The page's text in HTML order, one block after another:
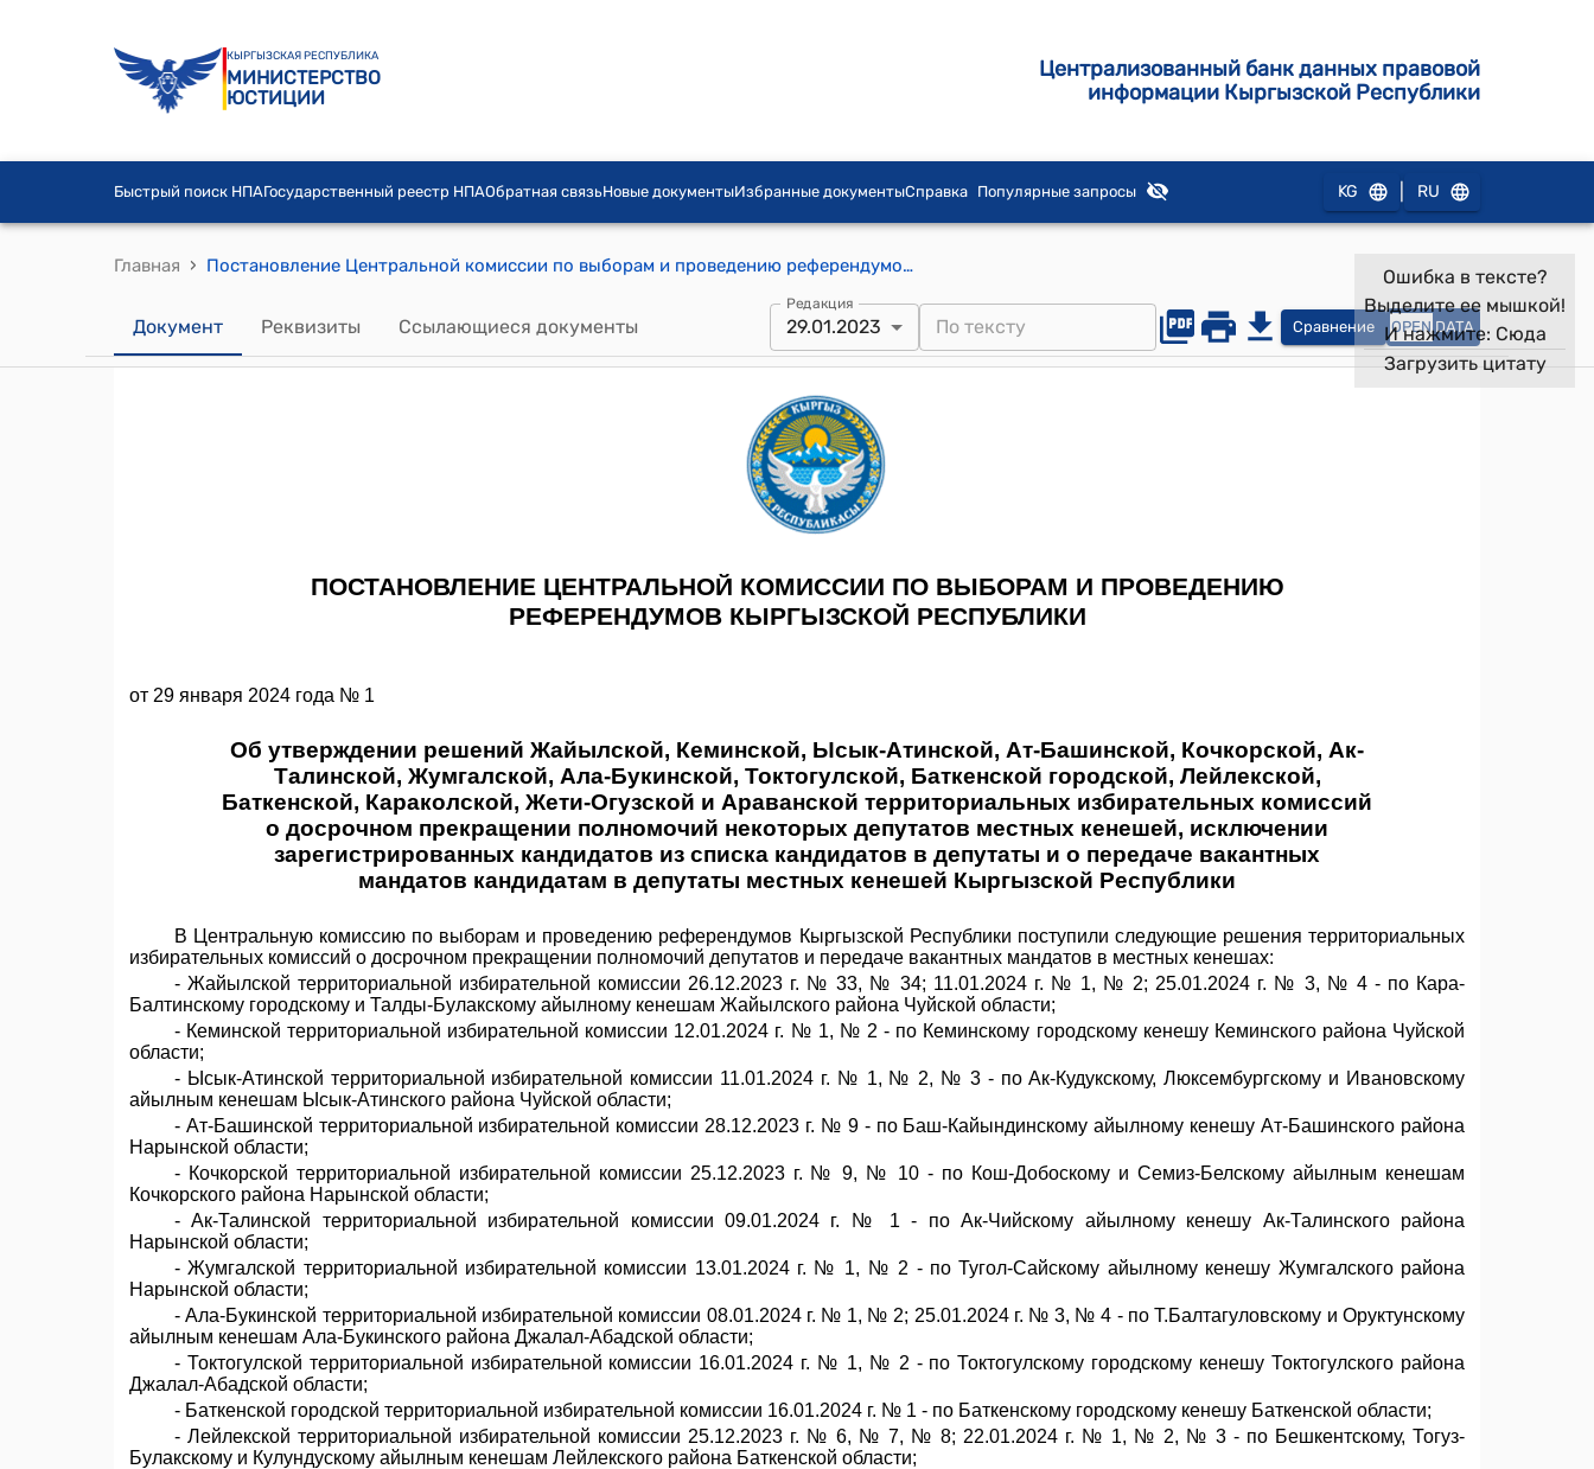
КЫРГЫЗСКАЯ РЕСПУБЛИКА
МИНИСТЕРСТВО
ЮСТИЦИИ
Централизованный банк данных правовой
информации Кыргызской Республики
Быстрый поиск НПАГосударственный реестр НПАОбратная связьНовые документыИзбранные документыСправка Популярные запросы KG RU
Главная › Постановление Центральной комиссии по выборам и проведению референдумов Кыргызской Республики от 29 января 2024 года № 1 "Об утверждении решений Жайылской, Кеминской, Ысык-Атинской, Ат-Башинской, Кочкорской, Ак-Талинской, Жумгалской, Ала-Букинской, Токтогулской, Баткенской городской, Лейлекской, Баткенской, Караколской, Жети-Огузской и Араванской территориальных избирательных комиссий о досрочном прекращении полномочий некоторых депутатов местных кенешей, исключении зарегистрированных кандидатов из списка кандидатов в депутаты и о передаче вакантных мандатов кандидатам в депутаты местных кенешей Кыргызской Республики"
Документ Реквизиты Ссылающиеся документы
Редакция
29.01.2023 Сравнение OPEN DATA
Ошибка в тексте?
Выделите ее мышкой!
И нажмите: Сюда
Загрузить цитату